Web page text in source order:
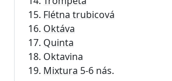
15. Flétna trubicová
16. Oktáva
17. Quinta
18. Oktavina
19. Mixtura 5-6 nás.